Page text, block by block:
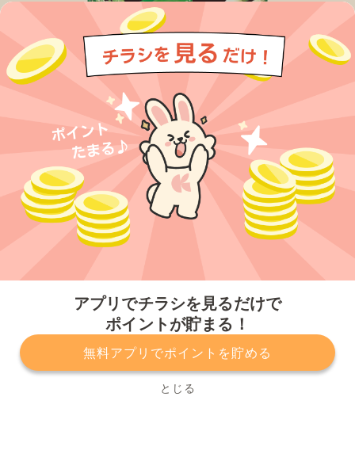
アプリでチラシを見るだけで
ポイントが貯まる！
無料アプリでポイントを貯める
とじる
プライバシーポリシー 利用規約
運営会社
サービスに関してのお問い合わせ